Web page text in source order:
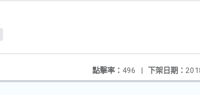
下架日期：
點擊率： 496 |